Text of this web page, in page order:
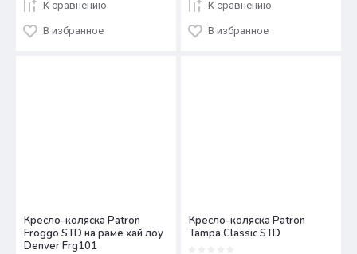
К сравнению
В избранное
К сравнению
В избранное
Кресло-коляска Patron
Froggo STD на раме хай лоу
Denver Frg101
Кресло-коляска Patron
Tampa Classic STD